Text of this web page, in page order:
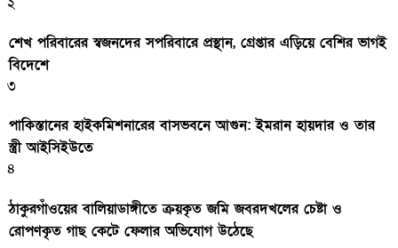
শেখ পরিবারের স্বজনদের সপরিবারে প্রস্থান, গ্রেপ্তার এড়িয়ে বেশির ভাগই
বিদেশে
৩
পাকিস্তানের হাইকমিশনারের বাসভবনে আগুন: ইমরান হায়দার ও তার
স্ত্রী আইসিইউতে
৪
ঠাকুরগাঁওয়ের বালিয়াডাঙ্গীতে ক্রয়কৃত জমি জবরদখলের চেষ্টা ও
রোপণকৃত গাছ কেটে ফেলার অভিযোগ উঠেছে